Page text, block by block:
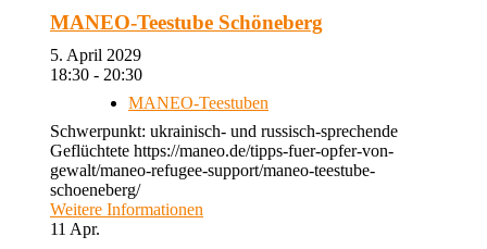
MANEO-Teestube Schöneberg
5. April 2029
18:30 - 20:30
MANEO-Teestuben
Schwerpunkt: ukrainisch- und russisch-sprechende
Geflüchtete https://maneo.de/tipps-fuer-opfer-von-
gewalt/maneo-refugee-support/maneo-teestube-
schoeneberg/
Weitere Informationen
11 Apr.